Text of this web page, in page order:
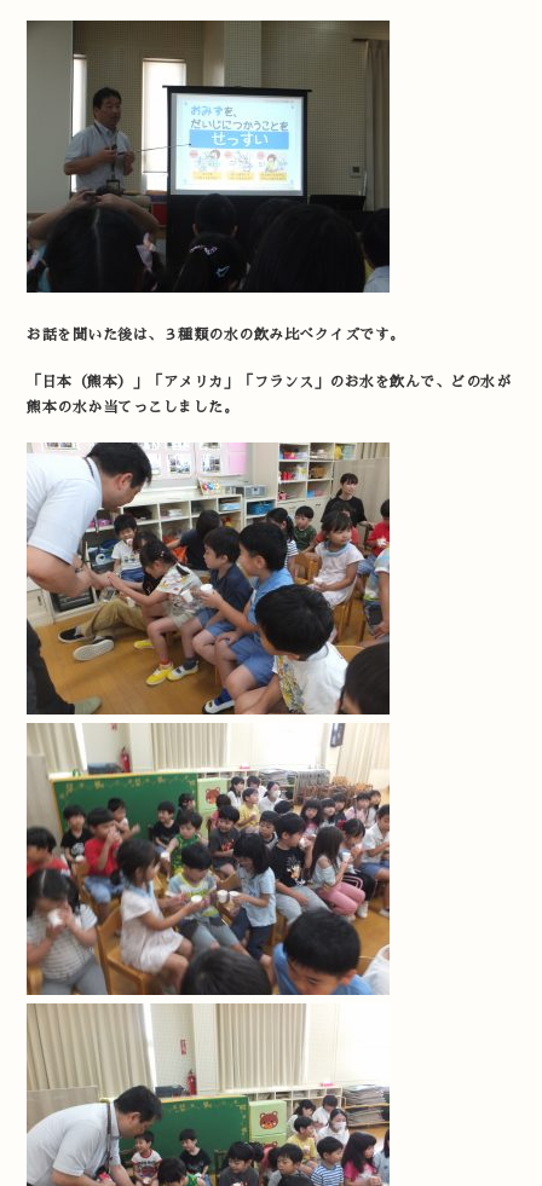
お話を聞いた後は、３種類の水の飲み比べクイズです。
「日本（熊本）」「アメリカ」「フランス」のお水を飲んで、どの水が
熊本の水か当てっこしました。